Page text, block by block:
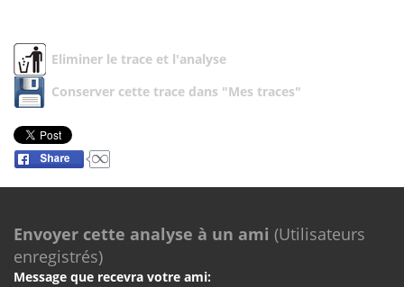
Eliminer le trace et l'analyse
Conserver cette trace dans "Mes traces"
Envoyer cette analyse à un ami (Utilisateurs
enregistrés)
Message que recevra votre ami: